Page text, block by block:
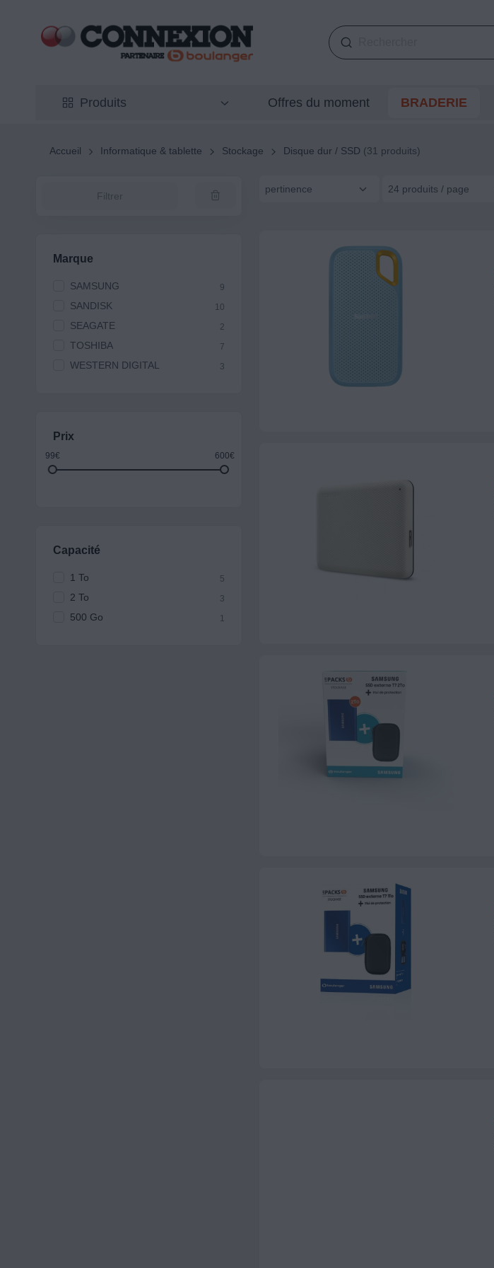
Produits Offres du moment BRADERIE
Accueil Informatique & tablette Stockage Disque dur / SSD (31 produits)
Filtrer
Marque
SAMSUNG 9
SANDISK 10
SEAGATE 2
TOSHIBA 7
WESTERN DIGITAL 3
Prix
99€ 600€
Capacité
1 To 5
2 To 3
500 Go 1
pertinence 24 produits / page